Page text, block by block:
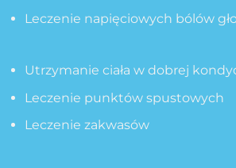
Leczenie napięciowych bólów
Utrzymanie ciała w dobrej
Leczenie punktów spustowych
Leczenie zakwasów